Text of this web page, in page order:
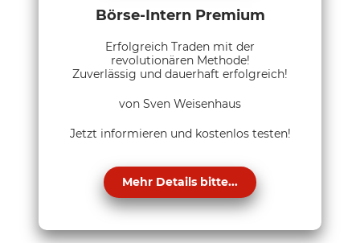
Börse-Intern Premium
Erfolgreich Traden mit der
revolutionären Methode!
Zuverlässig und dauerhaft erfolgreich!
von Sven Weisenhaus
Jetzt informieren und kostenlos testen!
Mehr Details bitte...